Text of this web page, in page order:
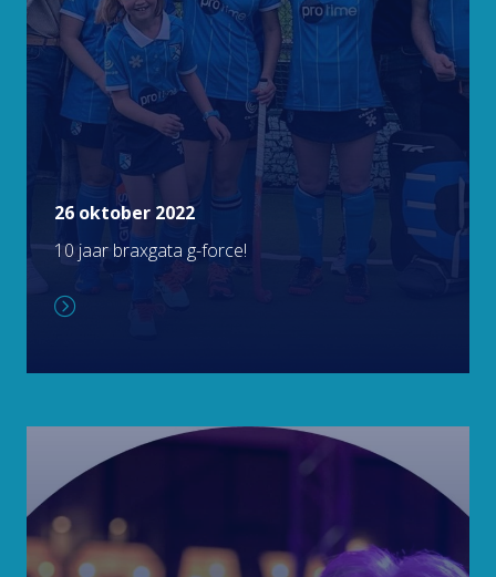
26 oktober 2022
10 jaar braxgata g-force!